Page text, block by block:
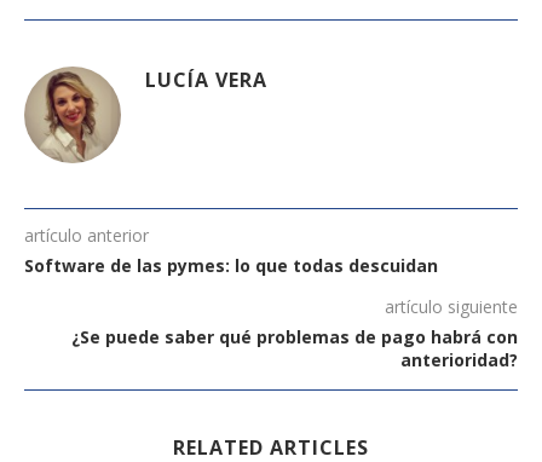
LUCÍA VERA
artículo anterior
Software de las pymes: lo que todas descuidan
artículo siguiente
¿Se puede saber qué problemas de pago habrá con
anterioridad?
RELATED ARTICLES